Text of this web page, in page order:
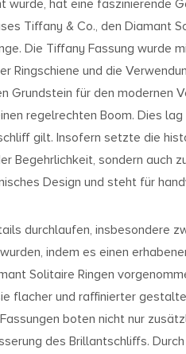
hat eine faszinierende
Tiffany & Co., den Diamant
Die Tiffany Fassung
und die
Grundstein für den
regelrechten Boom. Dies
gilt. Insofern setzte die
Begehrlichkeit, sondern
Design und steht für
durchlaufen, insbesondere
indem es einen
Solitaire Ringen
flacher und raffinierter
boten nicht nur
des Brillantschliffs.